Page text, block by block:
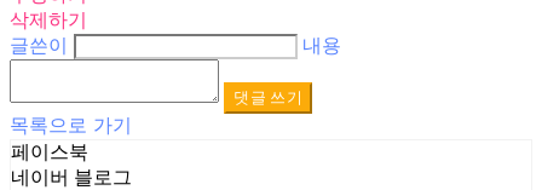
삭제하기
글쓴이
내용
댓글 쓰기
목록으로 가기
페이스북
네이버 블로그